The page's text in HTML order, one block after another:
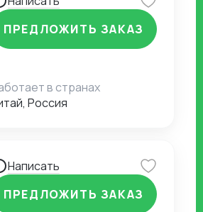
ПРЕДЛОЖИТЬ ЗАКАЗ
в странах
Россия
Написать
ПРЕДЛОЖИТЬ ЗАКАЗ